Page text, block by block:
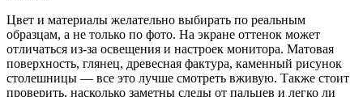
Цвет и материалы желательно выбирать по реальным
образцам, а не только по фото. На экране оттенок может
отличаться из-за освещения и настроек монитора. Матовая
поверхность, глянец, древесная фактура, каменный рисунок
столешницы — все это лучше смотреть вживую. Также стоит
проверить, насколько заметны следы от пальцев и легко ли